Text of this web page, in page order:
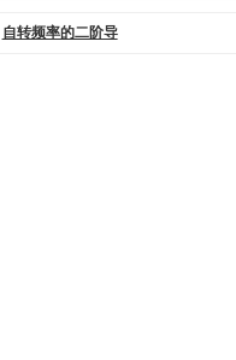
自转频率的二阶导